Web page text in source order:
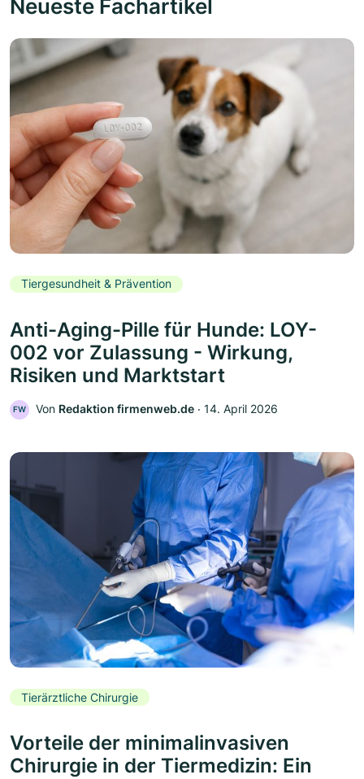
Neueste Fachartikel
Tiergesundheit & Prävention
Anti-Aging-Pille für Hunde: LOY-
002 vor Zulassung - Wirkung,
Risiken und Marktstart
FW Von Redaktion firmenweb.de ‧ 14. April 2026
Tierärztliche Chirurgie
Vorteile der minimalinvasiven
Chirurgie in der Tiermedizin: Ein